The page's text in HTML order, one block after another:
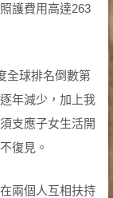
護費用高達263
全球排名倒數第
年減少，加上我
支應子女生活開
復見。
兩個人互相扶持